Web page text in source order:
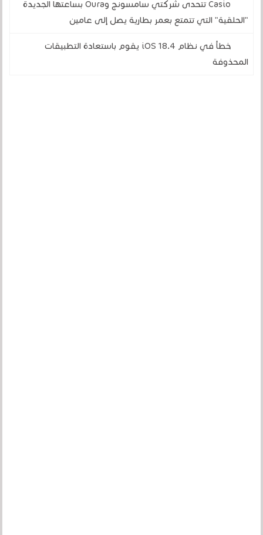
Casio تتحدى شركتي سامسونج وOura بساعتها الجديدة
"الحلقية" التي تتمتع بعمر بطارية يصل إلى عامين
خطأ في نظام iOS 18.4 يقوم باستعادة التطبيقات
المحذوفة